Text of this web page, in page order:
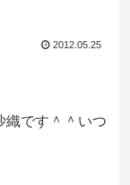
2012.05.25
織です＾＾いつ